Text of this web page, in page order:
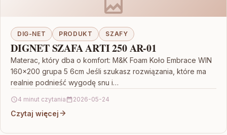
DIG-NET PRODUKT SZAFY
DIGNET SZAFA ARTI 250 AR-01
Materac, który dba o komfort: M&K Foam Koło Embrace WIN
160×200 grupa 5 6cm Jeśli szukasz rozwiązania, które ma
realnie podnieść wygodę snu i…
4 minut czytania 2026-05-24
Czytaj więcej